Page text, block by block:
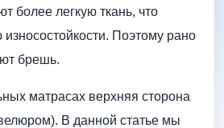
более легкую ткань, что
износостойкости. Поэтому рано
брешь.
матрасах верхняя сторона
В данной статье мы